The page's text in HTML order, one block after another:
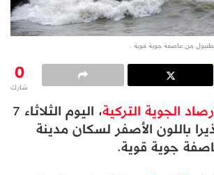
من عاصفة جوية قوية .
0
شارك
الجوية التركية ، اليوم الثلاثاء 7
جوية قوية.